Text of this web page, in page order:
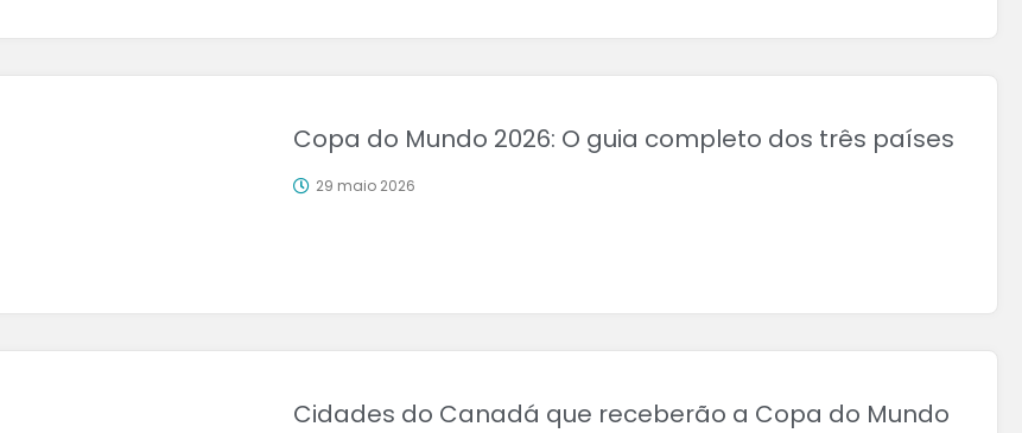
Copa do Mundo 2026: O guia completo dos três países
29 maio 2026
Cidades do Canadá que receberão a Copa do Mundo